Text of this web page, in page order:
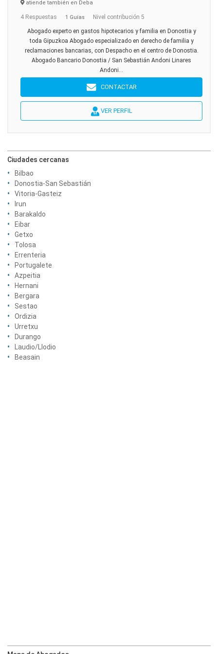
atiende también en Deba
4 Respuestas 1 Guías Nivel contribución 5
Abogado experto en gastos hipotecarios y familia en Donostia y
toda Gipuzkoa Abogado especializado en derecho de familia y
reclamaciones bancarias, con Despacho en el centro de Donostia.
Abogado Bancario Donostia / San Sebastián Andoni Linares
Andoni...
CONTACTAR
VER PERFIL
Ciudades cercanas
Bilbao
Donostia-San Sebastián
Vitoria-Gasteiz
Irun
Barakaldo
Eibar
Getxo
Tolosa
Errenteria
Portugalete
Azpeitia
Hernani
Bergara
Sestao
Ordizia
Urretxu
Durango
Laudio/Llodio
Beasain